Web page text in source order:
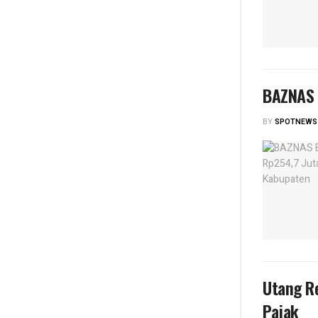
BYSPOTNEWS
Utang
Pajak